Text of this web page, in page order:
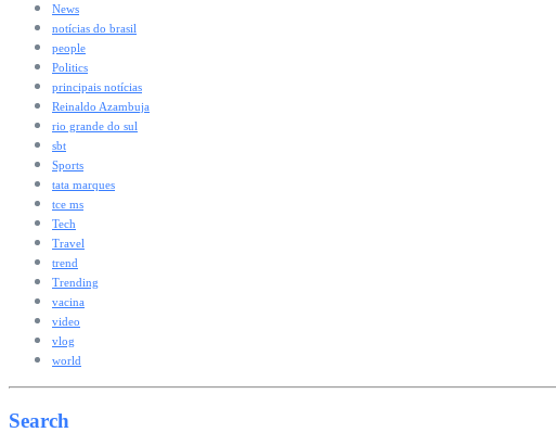
News
notícias do brasil
people
Politics
principais notícias
Reinaldo Azambuja
rio grande do sul
sbt
Sports
tata marques
tce ms
Tech
Travel
trend
Trending
vacina
video
vlog
world
Search